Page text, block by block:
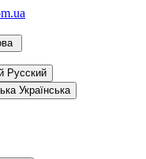
Русский
Українська